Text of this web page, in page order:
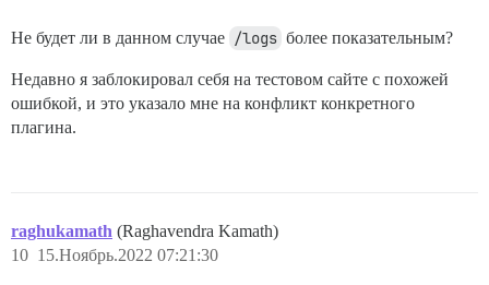
Не будет ли в данном случае /logs более показательным?
Недавно я заблокировал себя на тестовом сайте с похожей
ошибкой, и это указало мне на конфликт конкретного
плагина.
raghukamath (Raghavendra Kamath)
15.Ноябрь.2022 07:21:30
10